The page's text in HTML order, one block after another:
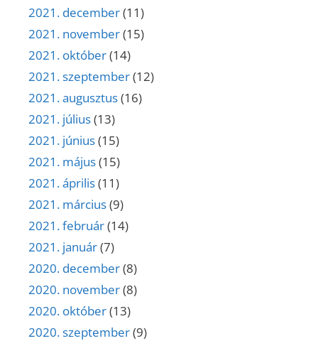
2021. december(11)
2021. november(15)
2021. október(14)
2021. szeptember(12)
2021. augusztus(16)
2021. július(13)
2021. június(15)
2021. május(15)
2021. április(11)
2021. március(9)
2021. február(14)
2021. január(7)
2020. december(8)
2020. november(8)
2020. október(13)
2020. szeptember(9)